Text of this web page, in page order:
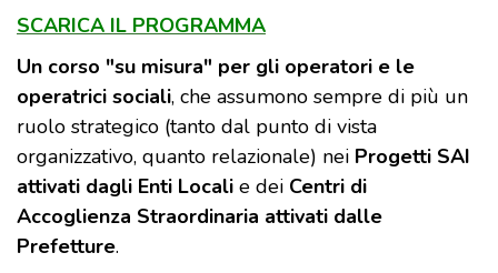
SCARICA IL PROGRAMMA
Un corso "su misura" per gli operatori e le
operatrici sociali, che assumono sempre di più un
ruolo strategico (tanto dal punto di vista
organizzativo, quanto relazionale) nei Progetti SAI
attivati dagli Enti Locali e dei Centri di
Accoglienza Straordinaria attivati dalle
Prefetture.